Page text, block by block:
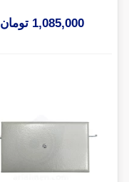
1,085,000 تومان